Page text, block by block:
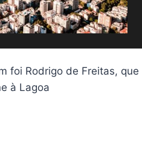
foi Rodrigo de Freitas, que
à Lagoa